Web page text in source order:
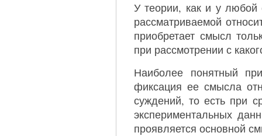
У теории, как и у любой
рассматриваемой
приобретает смысл
при рассмотрении с
Наиболее понятный
фиксация ее смысла
суждений, то есть при
экспериментальных
проявляется основной